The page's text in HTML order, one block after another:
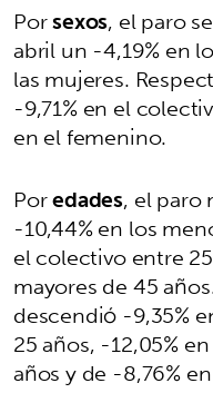
Porsexos, el paro
abril un -4,19% en
las mujeres.
-9,71% en el
en el femenino.
Poredades, el paro
-10,44% en los
el colectivo entre
mayores de 45
descendió -9,35%
25 años, -12,05%
años y de -8,76%